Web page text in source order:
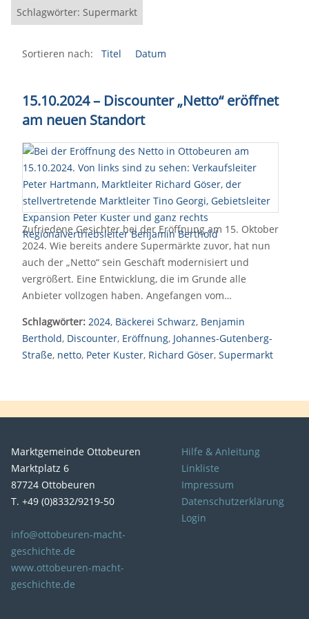
Schlagwörter: Supermarkt
Sortieren nach: Titel Datum
15.10.2024 – Discounter „Netto“ eröffnet
am neuen Standort
Zufriedene Gesichter bei der Eröffnung am 15. Oktober
2024. Wie bereits andere Supermärkte zuvor, hat nun
auch der „Netto“ sein Geschäft modernisiert und
vergrößert. Eine Entwicklung, die im Grunde alle
Anbieter vollzogen haben. Angefangen vom…
Schlagwörter: 2024, Bäckerei Schwarz, Benjamin
Berthold, Discounter, Eröffnung, Johannes-Gutenberg-
Straße, netto, Peter Kuster, Richard Göser, Supermarkt
Marktgemeinde Ottobeuren
Marktplatz 6
87724 Ottobeuren
T. +49 (0)8332/9219-50
info@ottobeuren-macht-
geschichte.de
www.ottobeuren-macht-
geschichte.de
Hilfe & Anleitung
Linkliste
Impressum
Datenschutzerklärung
Login